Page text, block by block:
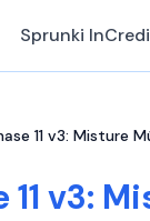
Sprunki
11 v3: Misture
11 v3: